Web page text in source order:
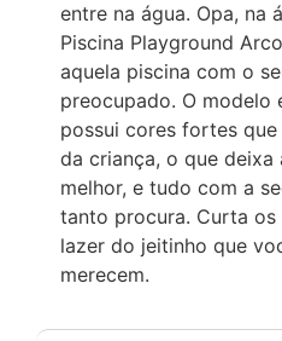
entre na água. Opa, na
Piscina Playground
aquela piscina com o
preocupado. O modelo
possui cores fortes
da criança, o que deixa
melhor, e tudo com a
tanto procura. Curta os
lazer do jeitinho que
merecem.